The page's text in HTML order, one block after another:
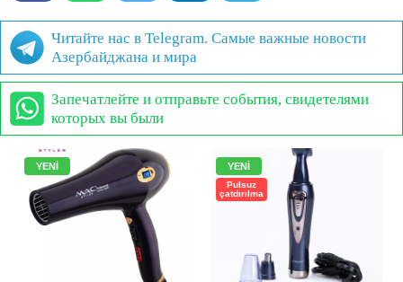
Читайте нас в Telegram. Самые важные новости
Азербайджана и мира
Запечатлейте и отправьте события, свидетелями
которых вы были